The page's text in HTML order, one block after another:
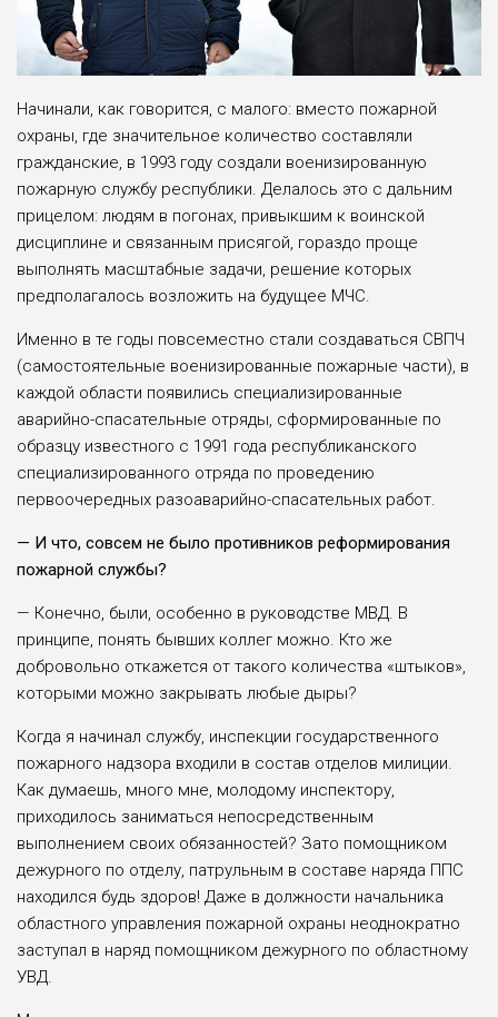
Начинали, как говорится, с малого: вместо пожарной
охраны, где значительное количество составляли
гражданские, в 1993 году создали военизированную
пожарную службу республики. Делалось это с дальним
прицелом: людям в погонах, привыкшим к воинской
дисциплине и связанным присягой, гораздо проще
выполнять масштабные задачи, решение которых
предполагалось возложить на будущее МЧС.
Именно в те годы повсеместно стали создаваться СВПЧ
(самостоятельные военизированные пожарные части), в
каждой области появились специализированные
аварийно-спасательные отряды, сформированные по
образцу известного с 1991 года республиканского
специализированного отряда по проведению
первоочередных разоаварийно-спасательных работ.
— И что, совсем не было противников реформирования
пожарной службы?
— Конечно, были, особенно в руководстве МВД. В
принципе, понять бывших коллег можно. Кто же
добровольно откажется от такого количества «штыков»,
которыми можно закрывать любые дыры?
Когда я начинал службу, инспекции государственного
пожарного надзора входили в состав отделов милиции.
Как думаешь, много мне, молодому инспектору,
приходилось заниматься непосредственным
выполнением своих обязанностей? Зато помощником
дежурного по отделу, патрульным в составе наряда ППС
находился будь здоров! Даже в должности начальника
областного управления пожарной охраны неоднократно
заступал в наряд помощником дежурного по областному
УВД.